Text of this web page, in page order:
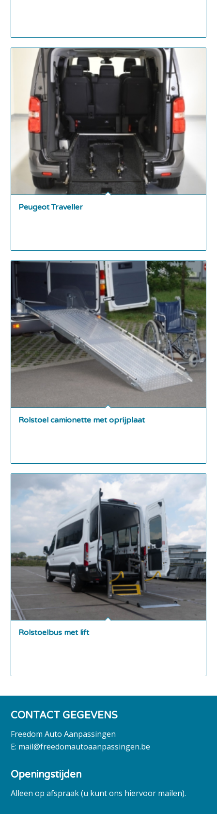
Peugeot Traveller
Rolstoel camionette met oprijplaat
Rolstoelbus met lift
CONTACT GEGEVENS
Freedom Auto Aanpassingen
E: mail@freedomautoaanpassingen.be
Openingstijden
Alleen op afspraak (u kunt ons hiervoor mailen).